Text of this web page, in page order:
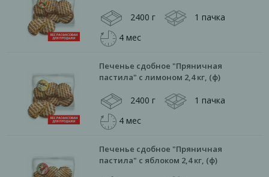
2400 г
1 пачка
4 мес
Печенье сдобное "Пряничная
пастила" с лимоном 2,4 кг, (ф)
2400 г
1 пачка
4 мес
Печенье сдобное "Пряничная
пастила" с яблоком 2,4 кг, (ф)